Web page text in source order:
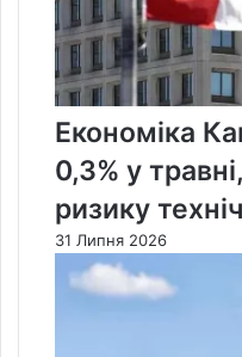
Економіка
0,3% у
ризику
31 Липня 2026